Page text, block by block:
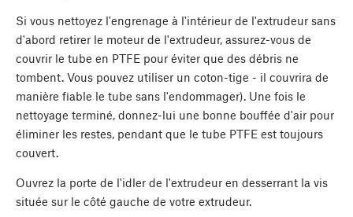
Si vous nettoyez l'engrenage à l'intérieur de l'extrudeur sans
d'abord retirer le moteur de l'extrudeur, assurez-vous de
couvrir le tube en PTFE pour éviter que des débris ne
tombent. Vous pouvez utiliser un coton-tige - il couvrira de
manière fiable le tube sans l'endommager). Une fois le
nettoyage terminé, donnez-lui une bonne bouffée d'air pour
éliminer les restes, pendant que le tube PTFE est toujours
couvert.
Ouvrez la porte de l'idler de l'extrudeur en desserrant la vis
située sur le côté gauche de votre extrudeur.